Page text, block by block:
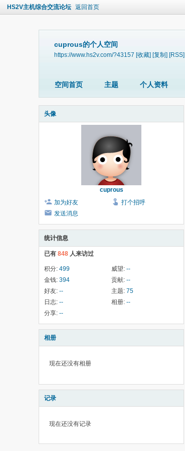
HS2V主机综合交流论坛 返回首页
cuprous的个人空间
https://www.hs2v.com/?43157 [收藏] [复制] [RSS]
空间首页 主题 个人资料
头像
cuprous
加为好友
打个招呼
发送消息
统计信息
已有 848 人来访过
积分: 499 威望: --
金钱: 394 贡献: --
好友: -- 主题: 75
日志: -- 相册: --
分享: --
相册
现在还没有相册
记录
现在还没有记录